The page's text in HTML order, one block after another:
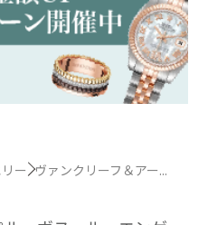
ー ヴァンクリーフ＆アー...